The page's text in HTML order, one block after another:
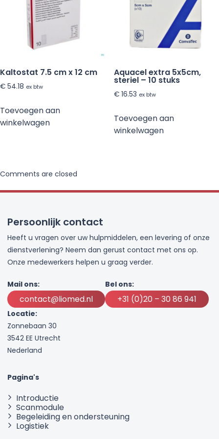
Kaltostat 7.5 cm x 12 cm
€ 54.18 ex btw
Toevoegen aan
winkelwagen
Aquacel extra 5x5cm,
steriel – 10 stuks
€16.53 ex btw
Toevoegen aan
winkelwagen
Comments are closed
Persoonlijk contact
Heeft u vragen over uw hulpmiddelen, een levering of onze
dienstverlening? Neem dan gerust contact met ons op.
Onze medewerkers helpen u graag verder.
Mail ons:
contact@liomed.nl
Bel ons:
+31 (0)20 – 30 86 941
Locatie:
Zonnebaan 30
3542 EE Utrecht
Nederland
Pagina's
Introductie
Scanmodule
Begeleiding en ondersteuning
Logistiek